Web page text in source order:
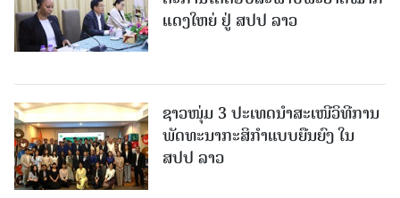
ແດງໃຫຍ່ ຢູ່ ສປປ ລາວ
ຊາວໜຸ່ມ 3 ປະເທດນຳສະເໜີວິທີການ
ພັດທະນາກະສິກຳແບບຍືນຍົງ ໃນ
ສປປ ລາວ